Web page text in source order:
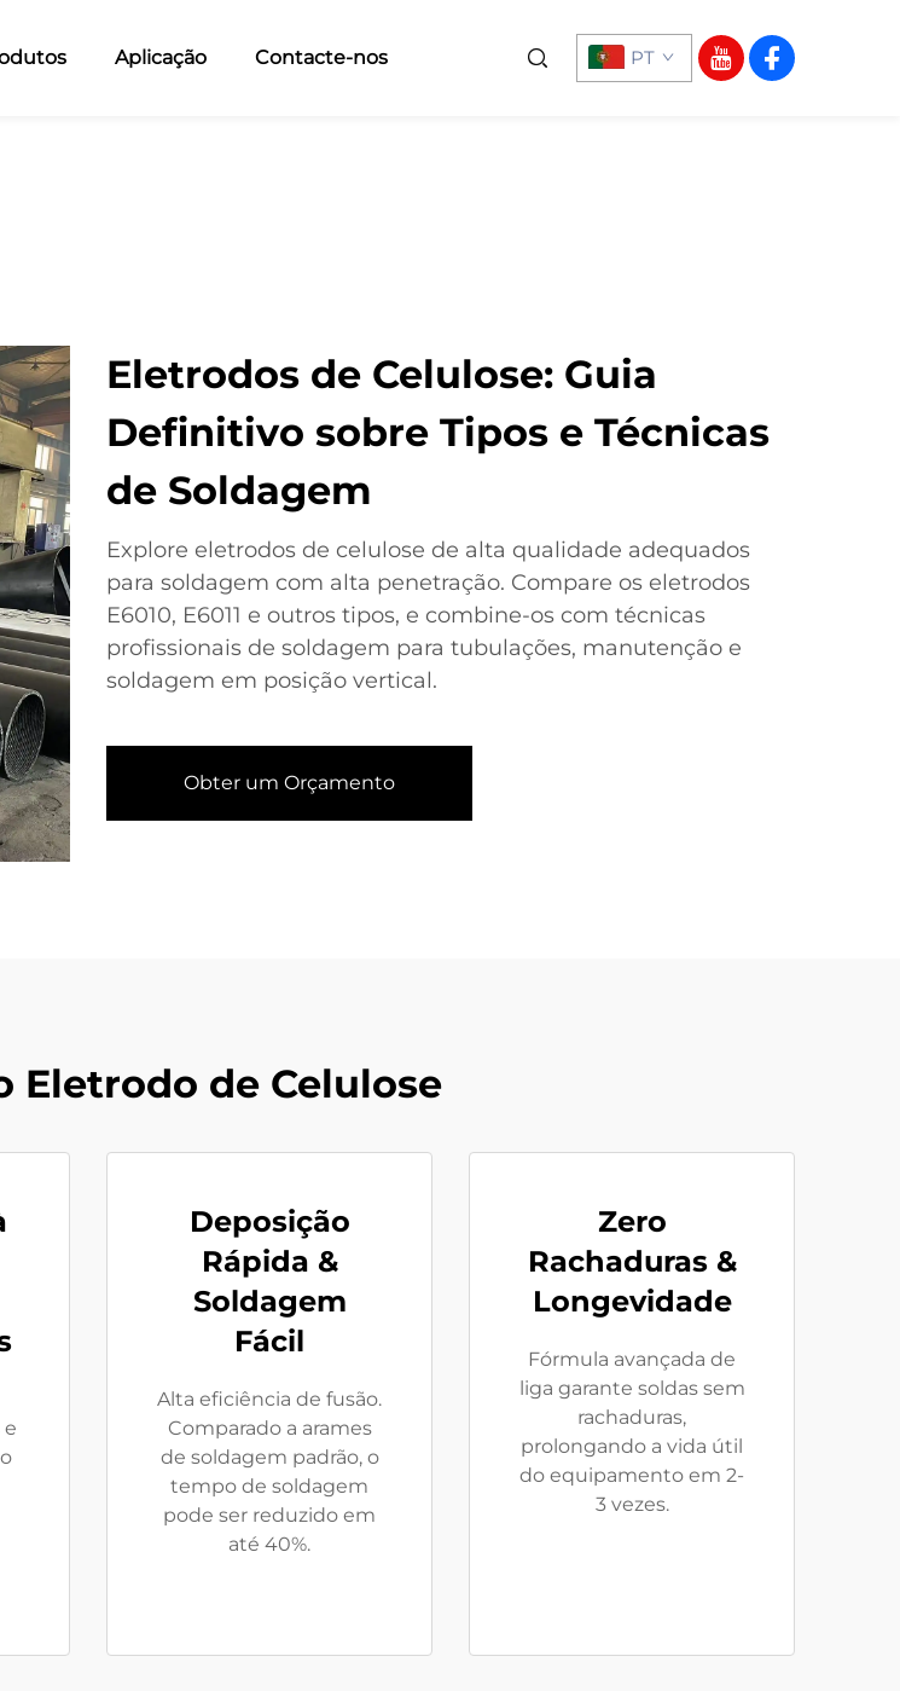
Aplicação Contacte-nos PT
Eletrodos de Celulose: Guia
Definitivo sobre Tipos e Técnicas
de Soldagem
Explore eletrodos de celulose de alta qualidade adequados
para soldagem com alta penetração. Compare os eletrodos
E6010, E6011 e outros tipos, e combine-os com técnicas
profissionais de soldagem para tubulações, manutenção e
soldagem em posição vertical.
Obter um Orçamento
Eletrodo de Celulose
Deposição
Rápida &
Soldagem
Fácil
Alta eficiência de fusão.
Comparado a arames
de soldagem padrão, o
tempo de soldagem
pode ser reduzido em
até 40%.
Zero
Rachaduras &
Longevidade
Fórmula avançada de
liga garante soldas sem
rachaduras,
prolongando a vida útil
do equipamento em 2-
3 vezes.